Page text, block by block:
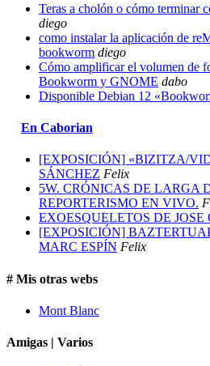
Teras a cholón o cómo terminar
diego
como instalar la aplicación de
bookworm diego
Cómo amplificar el volumen de
Bookworm y GNOME dabo
Disponible Debian 12
En Caborian
[EXPOSICIÓN] «BIZITZA/
SÁNCHEZ Felix
5W. CRÓNICAS DE LARGA
REPORTERISMO EN VIVO.
EXOESQUELETOS DE JOSE
[EXPOSICIÓN]
MARC ESPÍN Felix
# Mis otras webs
Mont Blanc
Amigas | Varios